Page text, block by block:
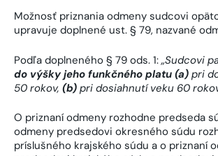
Možnosť priznania odmeny sudcovi
upravuje doplnené ust. § 79, nazvané
Podľa doplneného § 79 ods. 1: „Sudcovi
do výšky jeho funkčného platu (a) pri
50 rokov, (b) pri dosiahnutí veku 60
O priznaní odmeny rozhodne predseda
odmeny predsedovi okresného súdu
príslušného krajského súdu a o priznaní